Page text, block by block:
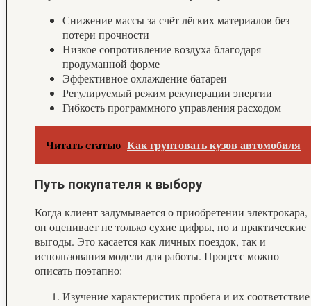
Снижение массы за счёт лёгких материалов без
потери прочности
Низкое сопротивление воздуха благодаря
продуманной форме
Эффективное охлаждение батареи
Регулируемый режим рекуперации энергии
Гибкость программного управления расходом
Читать статью Как грунтовать кузов автомобиля
Путь покупателя к выбору
Когда клиент задумывается о приобретении электрокара,
он оценивает не только сухие цифры, но и практические
выгоды. Это касается как личных поездок, так и
использования модели для работы. Процесс можно
описать поэтапно:
Изучение характеристик пробега и их соответствие